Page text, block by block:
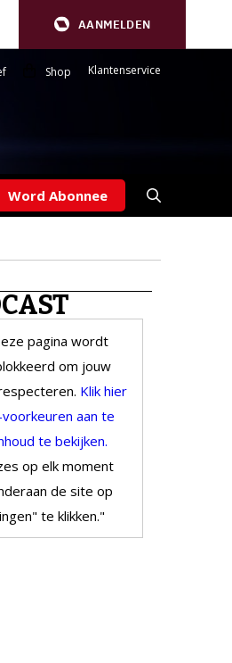
AANMELDEN
Shop Klantenservice
Word Abonnee
pagina wordt
om jouw
Klik hier
aan te
te bekijken.
op elk moment
de site op
te klikken."